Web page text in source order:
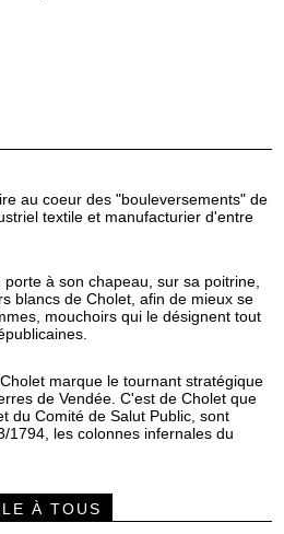
au coeur des "bouleversements" de
textile et manufacturier d'entre
à son chapeau, sur sa poitrine,
blancs de Cholet, afin de mieux se
mouchoirs qui le désignent tout
marque le tournant stratégique
de Vendée. C'est de Cholet que
du Comité de Salut Public, sont
1794, les colonnes infernales du
À TOUS